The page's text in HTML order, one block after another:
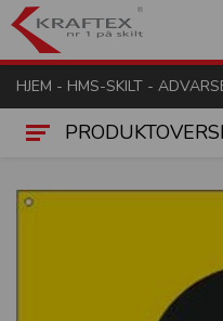
Kraftex -
HJEM - HMS-SKILT -